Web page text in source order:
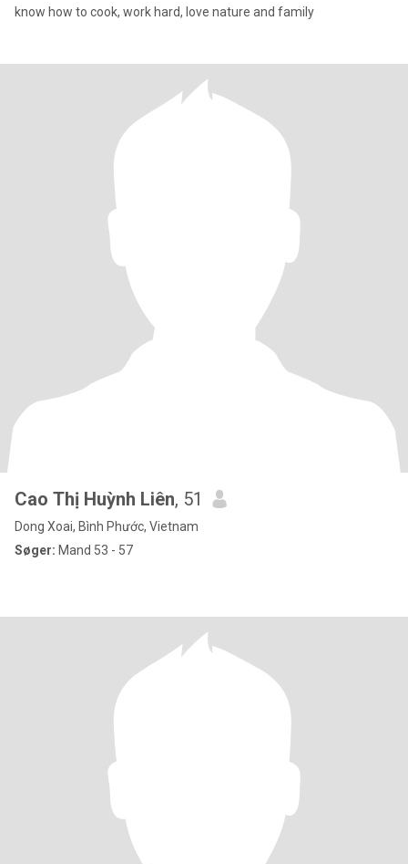
know how to cook, work hard, love nature and family
Cao Thị Huỳnh Liên, 51
Dong Xoai, Bình Phước, Vietnam
Søger: Mand 53 - 57